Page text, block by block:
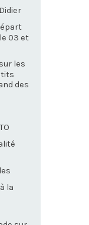
03 et
les
des
la